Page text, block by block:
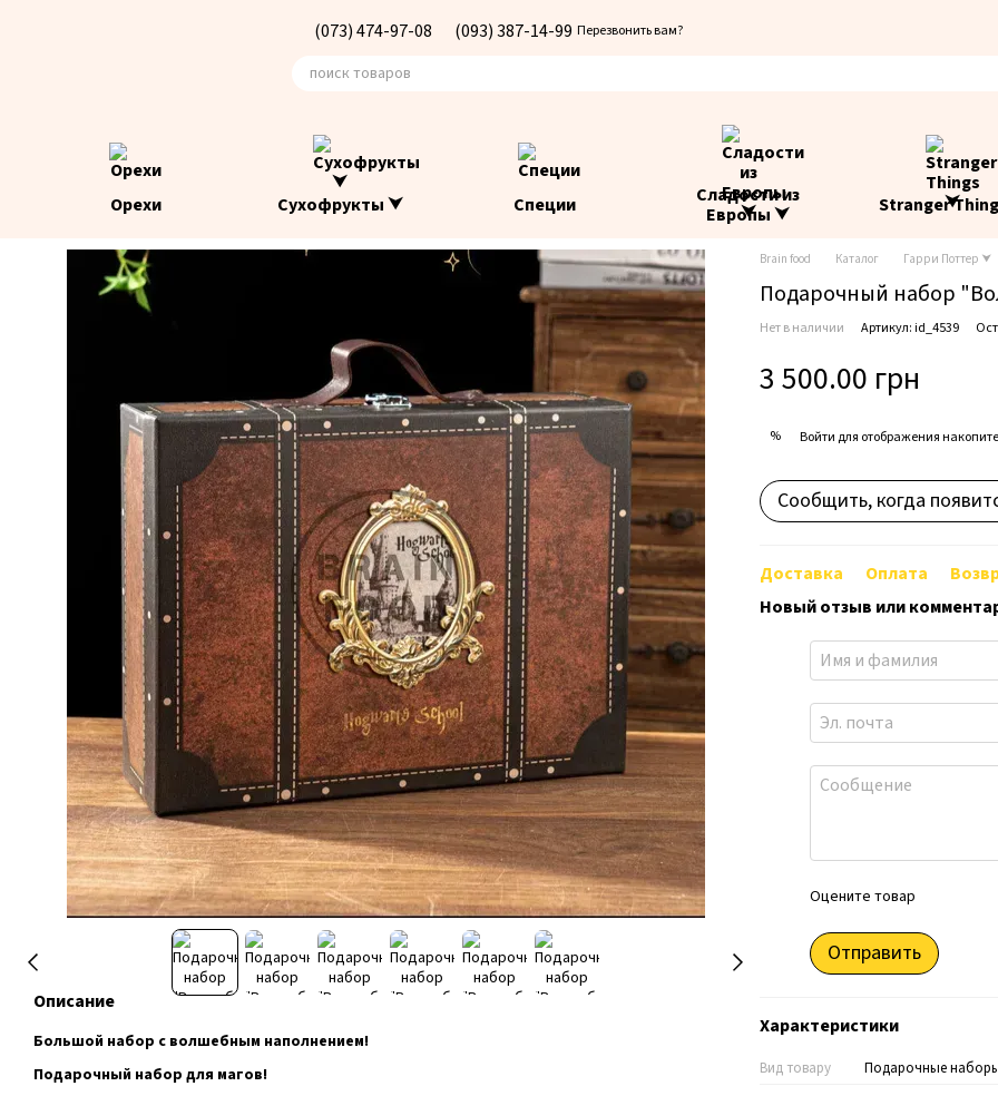
(073) 474-97-08 (093) 387-14-99 Перезвонить вам?
Орехи Сухофрукты ⮟ Специи
Сладости из
Европы ⮟
Stranger
Описание
Большой набор с волшебным наполнением!
Подарочный набор для магов!
Brain food Каталог Гарри Поттер ⮟
Подарочный набор
Нет в наличии Артикул: id_4539
3 500.00 грн
% Войтидля отображения
Сообщить, когда
Доставка Оплата
Новый отзыв или
Оцените товар
Отправить
Характеристики
Вид товару Подарочные